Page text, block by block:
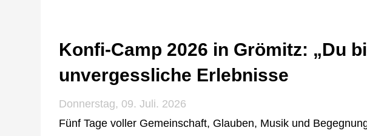
Konfi-Camp 2026 in Grömitz: „Du
unvergessliche Erlebnisse
Donnerstag, 09. Juli. 2026
Fünf Tage voller Gemeinschaft, Glauben, Musik und